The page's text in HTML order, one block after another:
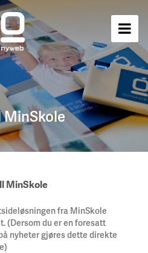
MinSkole
MinSkole
fra MinSkole
(Dersom du er en foresatt
nyheter gjøres dette direkte